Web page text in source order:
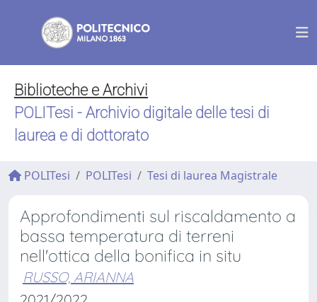
Biblioteche e Archivi
POLITesi - Archivio digitale delle tesi di
laurea e di dottorato
POLITesi POLITesi Tesi di laurea Magistrale
Approfondimenti sul riscaldamento a
bassa temperatura di terreni
nell'ottica della bonifica in situ
RUSSO, ARIANNA